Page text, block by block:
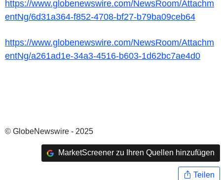
https://www.globenewswire.com/NewsRoom/Attachm
entNg/6d31a364-f852-4708-bf27-b79ba09ceb64
https://www.globenewswire.com/NewsRoom/Attachm
entNg/a261ad1e-34a3-4516-b603-1d62bc7ae4d0
© GlobeNewswire - 2025
MarketScreener zu Ihren Quellen hinzufügen
Teilen